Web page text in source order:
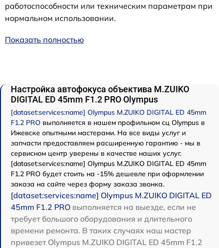
работоспособности или техническим параметрам при
нормальном использовании.
Показать полностью
Настройка автофокуса объектива M.ZUIKO
DIGITAL ED 45mm F1.2 PRO Olympus
[dataset:services:name] Olympus M.ZUIKO DIGITAL ED 45mm
F1.2 PRO выполняется в нашем профильном сц Olympus в
Ижевске опытными мастерами. На все виды услуг и
запчасти предоставляем расширенную гарантию - мы в
сервисном центр уверены в качестве наших услуг.
[dataset:services:name] Olympus M.ZUIKO DIGITAL ED 45mm
F1.2 PRO будет стоить на -15% дешевле при оформлении
заказа на сайте через форму заказа звонка.
[dataset:services:name] Olympus M.ZUIKO DIGITAL ED
45mm F1.2 PRO выполняется на выезде, если не
требует большого оборудования и длительного
времени ремонта. В таких случаях наш мастер
привезет Olympus M.ZUIKO DIGITAL ED 45mm F1.2